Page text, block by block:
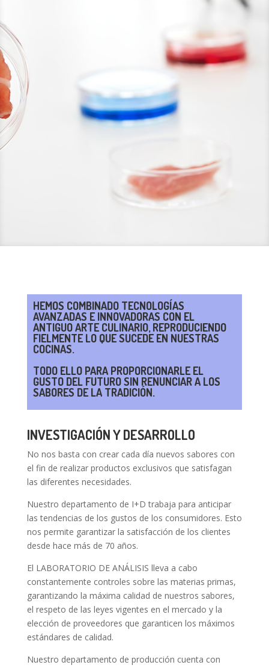
HEMOS COMBINADO TECNOLOGÍAS
AVANZADAS E INNOVADORAS CON EL
ANTIGUO ARTE CULINARIO, REPRODUCIENDO
FIELMENTE LO QUE SUCEDE EN NUESTRAS
COCINAS.
TODO ELLO PARA PROPORCIONARLE EL
GUSTO DEL FUTURO SIN RENUNCIAR A LOS
SABORES DE LA TRADICIÓN.
INVESTIGACIÓN Y DESARROLLO
No nos basta con crear cada día nuevos sabores con
el fin de realizar productos exclusivos que satisfagan
las diferentes necesidades.
Nuestro departamento de I+D trabaja para anticipar
las tendencias de los gustos de los consumidores. Esto
nos permite garantizar la satisfacción de los clientes
desde hace más de 70 años.
El LABORATORIO DE ANÁLISIS lleva a cabo
constantemente controles sobre las materias primas,
garantizando la máxima calidad de nuestros sabores,
el respeto de las leyes vigentes en el mercado y la
elección de proveedores que garanticen los máximos
estándares de calidad.
Nuestro departamento de producción cuenta con